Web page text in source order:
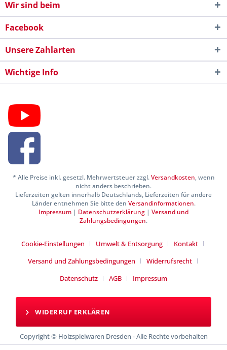
Wir sind beim
Facebook
Unsere Zahlarten
Wichtige Info
* Alle Preise inkl. gesetzl. Mehrwertsteuer zzgl.Versandkosten, wenn
nicht anders beschrieben.
Lieferzeiten gelten innerhalb Deutschlands, Lieferzeiten für andere
Länder entnehmen Sie bitte den Versandinformationen.
Impressum | Datenschutzerklärung | Versand und
Zahlungsbedingungen.
Cookie-Einstellungen Umwelt & Entsorgung
Kontakt
Versand und Zahlungsbedingungen
Widerrufsrecht
Datenschutz
AGB Impressum
WIDERRUF ERKLÄREN
Copyright © Holzspielwaren Dresden - Alle Rechte vorbehalten